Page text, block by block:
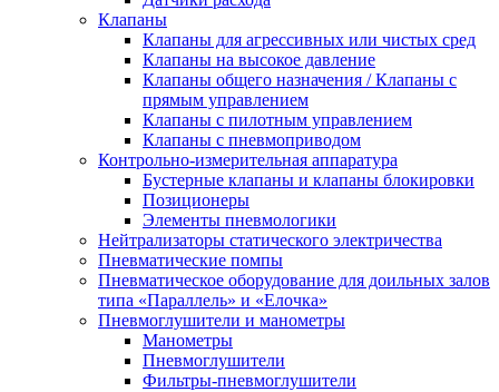
Клапаны
Клапаны для агрессивных или чистых сред
Клапаны на высокое давление
Клапаны общего назначения / Клапаны с
прямым управлением
Клапаны с пилотным управлением
Клапаны с пневмоприводом
Контрольно-измерительная аппаратура
Бустерные клапаны и клапаны блокировки
Позиционеры
Элементы пневмологики
Нейтрализаторы статического электричества
Пневматические помпы
Пневматическое оборудование для доильных залов
типа «Параллель» и «Елочка»
Пневмоглушители и манометры
Манометры
Пневмоглушители
Фильтры-пневмоглушители